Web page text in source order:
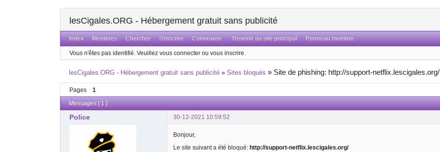
lesCigales.ORG - Hébergement gratuit sans publicité
Index Membres Chercher S'inscrire Connexion Revenir au site principal Panneau membre
Vous n'êtes pas identifié. Veuillez vous connecter ou vous inscrire.
lesCigales.ORG - Hébergement gratuit sans publicité »Sites bloqués » Site de phishing: http://support-netflix.lescigales.org/
Pages 1
Messages [ 1 ]
Police 30-12-2021 10:59:52
Bonjour,
Le site suivant a été bloqué: http://support-netflix.lescigales.org/